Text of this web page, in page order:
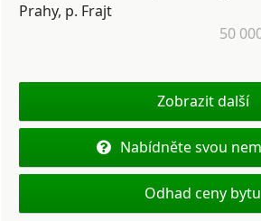
Prahy, p. Frajt
50
Zobrazit další
Nabídněte svou
Odhad ceny bytu